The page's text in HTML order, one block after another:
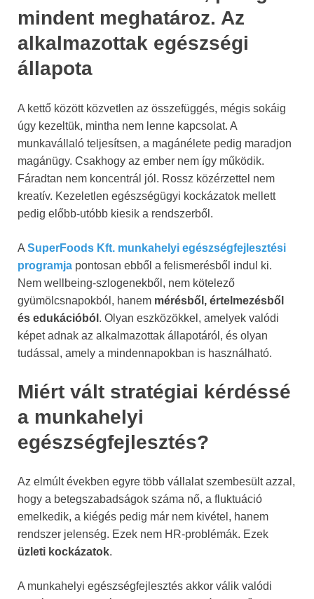
mindent meghatároz. Az
alkalmazottak egészségi
állapota
A kettő között közvetlen az összefüggés, mégis sokáig
úgy kezeltük, mintha nem lenne kapcsolat. A
munkavállaló teljesítsen, a magánélete pedig maradjon
magánügy. Csakhogy az ember nem így működik.
Fáradtan nem koncentrál jól. Rossz közérzettel nem
kreatív. Kezeletlen egészségügyi kockázatok mellett
pedig előbb-utóbb kiesik a rendszerből.
A SuperFoods Kft. munkahelyi egészségfejlesztési
programja pontosan ebből a felismerésből indul ki.
Nem wellbeing-szlogenekből, nem kötelező
gyümölcsnapokból, hanem mérésből, értelmezésből
és edukációból . Olyan eszközökkel, amelyek valódi
képet adnak az alkalmazottak állapotáról, és olyan
tudással, amely a mindennapokban is használható.
Miért vált stratégiai kérdéssé
a munkahelyi
egészségfejlesztés?
Az elmúlt években egyre több vállalat szembesült azzal,
hogy a betegszabadságok száma nő, a fluktuáció
emelkedik, a kiégés pedig már nem kivétel, hanem
rendszer jelenség. Ezek nem HR-problémák. Ezek
üzleti kockázatok.
A munkahelyi egészségfejlesztés akkor válik valódi